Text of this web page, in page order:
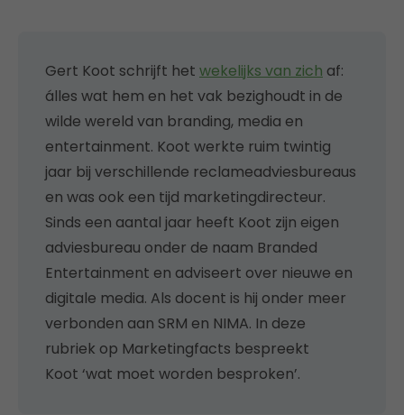
Gert Koot schrijft het wekelijks van zich af:
álles wat hem en het vak bezighoudt in de
wilde wereld van branding, media en
entertainment. Koot werkte ruim twintig
jaar bij verschillende reclameadviesbureaus
en was ook een tijd marketingdirecteur.
Sinds een aantal jaar heeft Koot zijn eigen
adviesbureau onder de naam Branded
Entertainment en adviseert over nieuwe en
digitale media. Als docent is hij onder meer
verbonden aan SRM en NIMA. In deze
rubriek op Marketingfacts bespreekt
Koot ‘wat moet worden besproken’.